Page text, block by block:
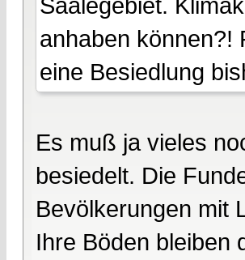
anhaben können?!
eine Besiedlung
Es muß ja vieles
besiedelt. Die
Bevölkerungen mit
Ihre Böden bleiben